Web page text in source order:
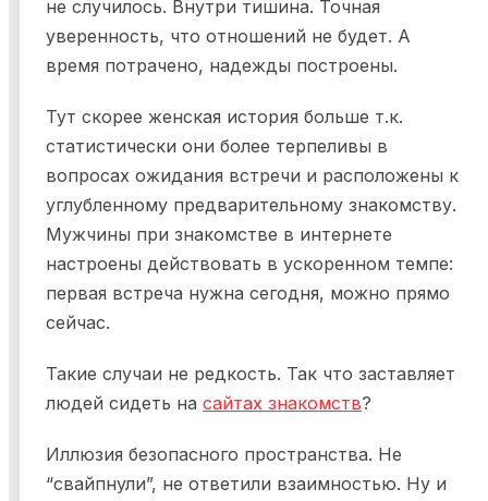
не случилось. Внутри тишина. Точная
уверенность, что отношений не будет. А
время потрачено, надежды построены.
Тут скорее женская история больше т.к.
статистически они более терпеливы в
вопросах ожидания встречи и расположены к
углубленному предварительному знакомству.
Мужчины при знакомстве в интернете
настроены действовать в ускоренном темпе:
первая встреча нужна сегодня, можно прямо
сейчас.
Такие случаи не редкость. Так что заставляет
людей сидеть на сайтах знакомств?
Иллюзия безопасного пространства. Не
“свайпнули”, не ответили взаимностью. Ну и